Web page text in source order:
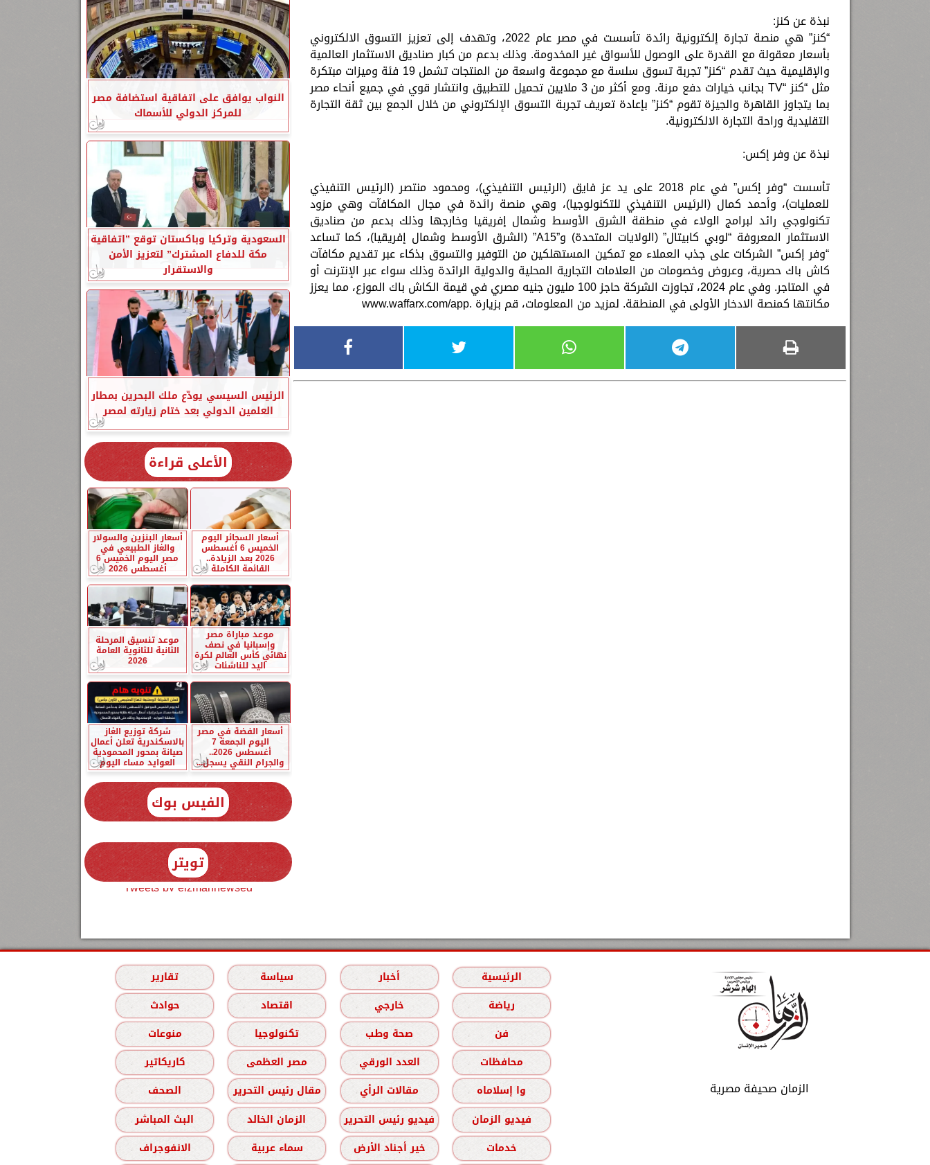
نبذة عن كنز:
“كنز” هي منصة تجارة إلكترونية رائدة تأسست في مصر عام 2022، وتهدف إلى تعزيز التسوق الالكتروني
بأسعار معقولة مع القدرة على الوصول للأسواق غير المخدومة. وذلك بدعم من كبار صناديق الاستثمار العالمية
والإقليمية حيث تقدم “كنز” تجربة تسوق سلسة مع مجموعة واسعة من المنتجات تشمل 19 فئة وميزات مبتكرة
مثل “كنز “TV بجانب خيارات دفع مرنة. ومع أكثر من 3 ملايين تحميل للتطبيق وانتشار قوي في جميع أنحاء مصر
بما يتجاوز القاهرة والجيزة تقوم “كنز” بإعادة تعريف تجربة التسوق الإلكتروني من خلال الجمع بين ثقة التجارة
التقليدية وراحة التجارة الالكترونية.
نبذة عن وفر إكس:
تأسست “وفر إكس” في عام 2018 على يد عز فايق (الرئيس التنفيذي)، ومحمود منتصر (الرئيس التنفيذي
للعمليات)، وأحمد كمال (الرئيس التنفيذي للتكنولوجيا)، وهي منصة رائدة في مجال المكافآت وهي مزود
تكنولوجي رائد لبرامج الولاء في منطقة الشرق الأوسط وشمال إفريقيا وخارجها وذلك بدعم من صناديق
الاستثمار المعروفة “لوبي كابيتال” (الولايات المتحدة) و”A15” (الشرق الأوسط وشمال إفريقيا)، كما تساعد
“وفر إكس” الشركات على جذب العملاء مع تمكين المستهلكين من التوفير والتسوق بذكاء عبر تقديم مكافآت
كاش باك حصرية، وعروض وخصومات من العلامات التجارية المحلية والدولية الرائدة وذلك سواء عبر الإنترنت أو
في المتاجر. وفي عام 2024، تجاوزت الشركة حاجز 100 مليون جنيه مصري في قيمة الكاش باك الموزع، مما يعزز
مكانتها كمنصة الادخار الأولى في المنطقة. لمزيد من المعلومات، قم بزيارة .www.waffarx.com/app
النواب يوافق على اتفاقية استضافة مصر
للمركز الدولي للأسماك
السعودية وتركيا وباكستان توقع ”اتفاقية
مكة للدفاع المشترك” لتعزيز الأمن
والاستقرار
الرئيس السيسي يودّع ملك البحرين بمطار
العلمين الدولي بعد ختام زيارته لمصر
الأعلى قراءة
أسعار السجائر اليوم
الخميس 6 أغسطس
2026 بعد الزيادة..
القائمة الكاملة
أسعار البنزين والسولار
والغاز الطبيعي في
مصر اليوم الخميس 6
أغسطس 2026
موعد مباراة مصر
وإسبانيا في نصف
نهائي كأس العالم لكرة
اليد للناشئات
موعد تنسيق المرحلة
الثانية للثانوية العامة
2026
أسعار الفضة في مصر
اليوم الجمعة 7
أغسطس 2026..
والجرام النقي يسجل...
شركة توزيع الغاز
بالاسكندرية تعلن أعمال
صيانة بمحور المحمودية
العوايد مساء اليوم
الفيس بوك
تويتر
Tweets by elzmannewseg
الزمان صحيفة مصرية
الرئيسية أخبار سياسة
تقارير
رياضة
خارجي اقتصاد
حوادث
فن
صحة وطب تكنولوجيا
منوعات
محافظات
العدد الورقي مصر العظمى
كاريكاتير
وا إسلاماه
مقالات الرأي مقال رئيس التحرير
الصحف
فيديو الزمان
فيديو رئيس التحرير الزمان الخالد
البث المباشر
خدمات
خير أجناد الأرض سماء عربية الانفوجراف